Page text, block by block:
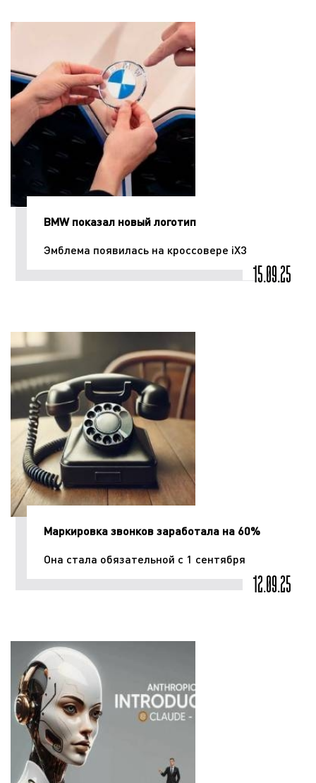
BMW показал новый логотип
Эмблема появилась на кроссовере iX3
15.09.25
Маркировка звонков заработала на 60%
Она стала обязательной с 1 сентября
12.09.25